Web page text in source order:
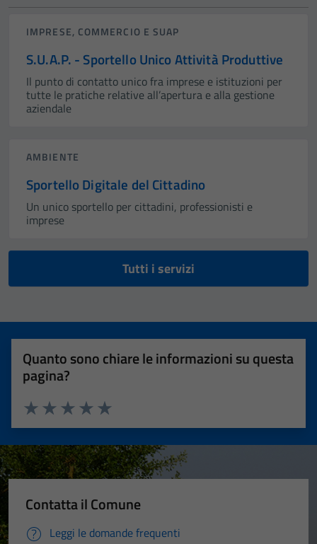
IMPRESE, COMMERCIO E SUAP
S.U.A.P. - Sportello Unico Attività Produttive
Il punto di contatto unico fra imprese e istituzioni per
tutte le pratiche relative all’apertura e alla gestione
aziendale
AMBIENTE
Sportello Digitale del Cittadino
Un unico sportello per cittadini, professionisti e
imprese
Tutti i servizi
Quanto sono chiare le informazioni su questa
pagina?
Valuta 5 stelle su 5
Valuta 4 stelle su 5
Valuta 3 stelle su 5
Valuta 2 stelle su 5
Valuta 1 stelle su 5
Contatta il Comune
Leggi le domande frequenti